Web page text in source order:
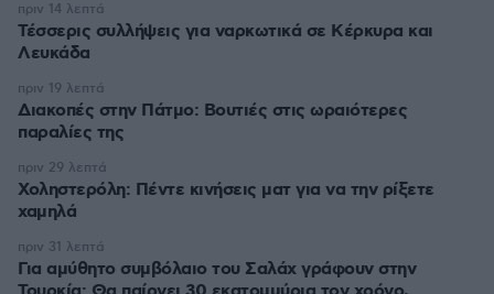
Τέσσερις συλλήψεις για ναρκωτικά σε Κέρκυρα και
Λευκάδα
πριν 14 λεπτά
Διακοπές στην Πάτμο: Βουτιές στις ωραιότερες
παραλίες της
πριν 19 λεπτά
Χοληστερόλη: Πέντε κινήσεις ματ για να την ρίξετε
χαμηλά
πριν 29 λεπτά
Για αμύθητο συμβόλαιο του Σαλάχ γράφουν στην
πριν 31 λεπτά